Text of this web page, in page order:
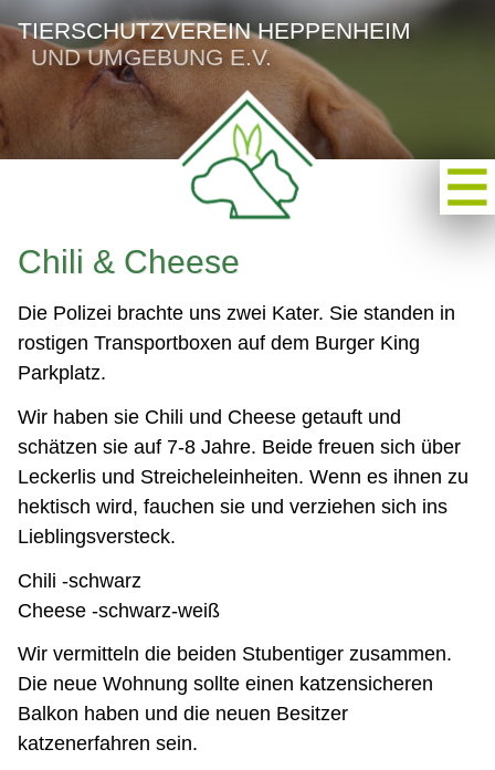
TIERSCHUTZVEREIN HEPPENHEIM
UND UMGEBUNG E.V.
Chili & Cheese
Die Polizei brachte uns zwei Kater. Sie standen in
rostigen Transportboxen auf dem Burger King
Parkplatz.
Wir haben sie Chili und Cheese getauft und
schätzen sie auf 7-8 Jahre. Beide freuen sich über
Leckerlis und Streicheleinheiten. Wenn es ihnen zu
hektisch wird, fauchen sie und verziehen sich ins
Lieblingsversteck.
Chili -schwarz
Cheese -schwarz-weiß
Wir vermitteln die beiden Stubentiger zusammen.
Die neue Wohnung sollte einen katzensicheren
Balkon haben und die neuen Besitzer
katzenerfahren sein.